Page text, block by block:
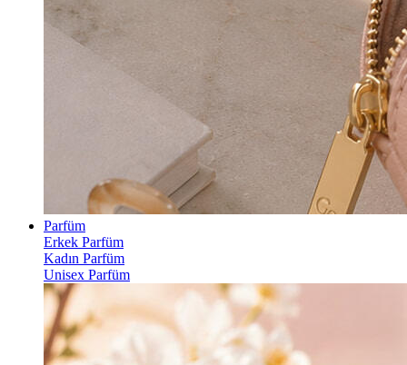
Parfüm
Erkek Parfüm
Kadın Parfüm
Unisex Parfüm